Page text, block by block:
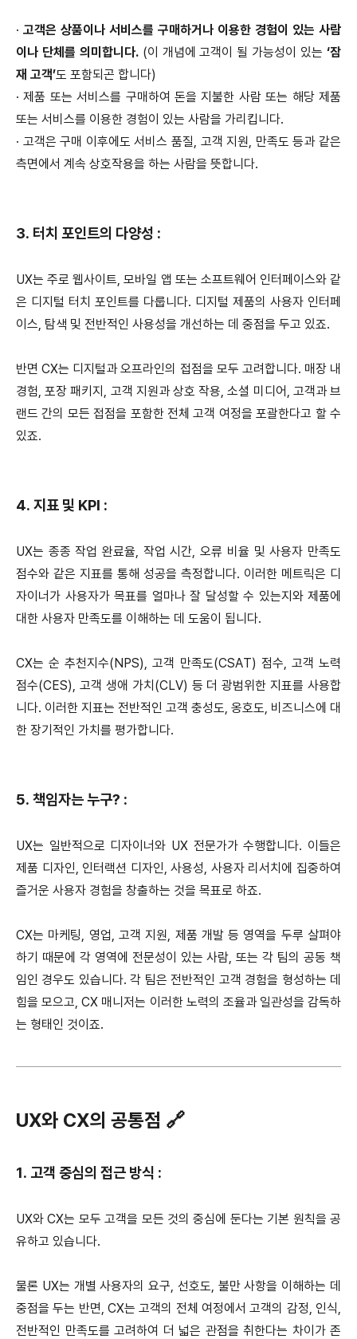
· 고객은 상품이나 서비스를 구매하거나 이용한 경험이 있는 사람
이나 단체를 의미합니다.(이 개념에 고객이 될 가능성이 있는 ‘잠
재 고객’도 포함되곤 합니다)
·제품 또는 서비스를 구매하여 돈을 지불한 사람 또는 해당 제품
또는 서비스를 이용한 경험이 있는 사람을 가리킵니다.
· 고객은 구매 이후에도 서비스 품질, 고객 지원, 만족도 등과 같은
측면에서 계속 상호작용을 하는 사람을 뜻합니다.
3. 터치 포인트의 다양성 :
UX는 주로 웹사이트, 모바일 앱 또는 소프트웨어 인터페이스와 같
은 디지털 터치 포인트를 다룹니다. 디지털 제품의 사용자 인터페
이스, 탐색 및 전반적인 사용성을 개선하는 데 중점을 두고 있죠.
반면 CX는 디지털과 오프라인의 접점을 모두 고려합니다. 매장 내
경험, 포장 패키지, 고객 지원과 상호 작용, 소셜 미디어, 고객과 브
랜드 간의 모든 접점을 포함한 전체 고객 여정을 포괄한다고 할 수
있죠.
4. 지표 및 KPI :
UX는 종종 작업 완료율, 작업 시간, 오류 비율 및 사용자 만족도
점수와 같은 지표를 통해 성공을 측정합니다. 이러한 메트릭은 디
자이너가 사용자가 목표를 얼마나 잘 달성할 수 있는지와 제품에
대한 사용자 만족도를 이해하는 데 도움이 됩니다.
CX는 순 추천지수(NPS), 고객 만족도(CSAT) 점수, 고객 노력
점수(CES), 고객 생애 가치(CLV) 등 더 광범위한 지표를 사용합
니다. 이러한 지표는 전반적인 고객 충성도, 옹호도, 비즈니스에 대
한 장기적인 가치를 평가합니다.
5. 책임자는 누구? :
UX는 일반적으로 디자이너와 UX 전문가가 수행합니다. 이들은
제품 디자인, 인터랙션 디자인, 사용성, 사용자 리서치에 집중하여
즐거운 사용자 경험을 창출하는 것을 목표로 하죠.
CX는 마케팅, 영업, 고객 지원, 제품 개발 등 영역을 두루 살펴야
하기 때문에 각 영역에 전문성이 있는 사람, 또는 각 팀의 공동 책
임인 경우도 있습니다. 각 팀은 전반적인 고객 경험을 형성하는 데
힘을 모으고, CX 매니저는 이러한 노력의 조율과 일관성을 감독하
는 형태인 것이죠.
UX와 CX의 공통점 🔗
1. 고객 중심의 접근 방식 :
UX와 CX는 모두 고객을 모든 것의 중심에 둔다는 기본 원칙을 공
유하고 있습니다.
물론 UX는 개별 사용자의 요구, 선호도, 불만 사항을 이해하는 데
중점을 두는 반면, CX는 고객의 전체 여정에서 고객의 감정, 인식,
전반적인 만족도를 고려하여 더 넓은 관점을 취한다는 차이가 존